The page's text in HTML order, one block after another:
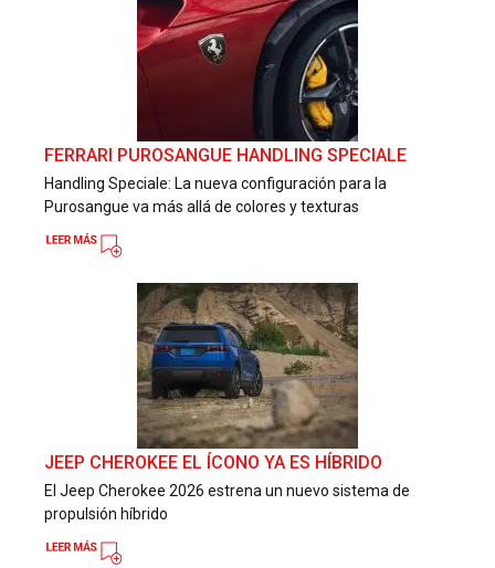
FERRARI PUROSANGUE HANDLING SPECIALE
Handling Speciale: La nueva configuración para la
Purosangue va más allá de colores y texturas
JEEP CHEROKEE EL ÍCONO YA ES HÍBRIDO
El Jeep Cherokee 2026 estrena un nuevo sistema de
propulsión híbrido